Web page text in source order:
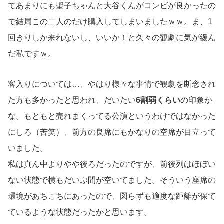
てあまりにも聖子ちゃんと大谷くんがコンビが良かったの
で結局この二人のだけ購入してしまいましたｗｗ。ま、1
回きりしか来れないし、いいか！と久々の観劇に気が緩ん
だ私ですｗ。
客入りについては…、やはり様々な事情で観劇を断念され
た方も多かったと思われ、だいたい6割弱くらいの印象か
な。もともと売れまくってる公演というわけではなかった
にしろ（苦笑）、前方の良席にもかなりの空席が目立って
いました。
私は真ん中よりやや後ろだったのですが、前後列はほぼい
ない状態で横もだいぶ間が空いてました。そういう座席の
環境があちこちにあったので、図らずも適度な距離が保て
ているような状態だったかと思います。